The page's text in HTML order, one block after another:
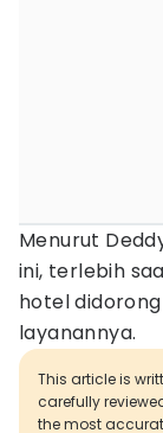
Menurut
ini, terlebih
hotel
layanannya.
This article is
carefully
the most